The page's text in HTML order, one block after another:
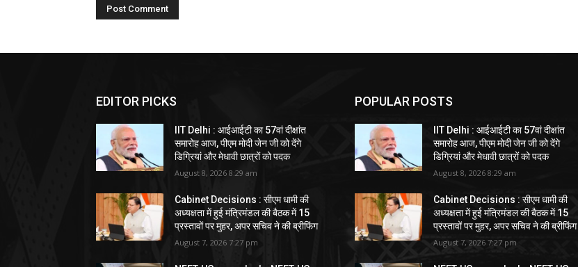
EDITOR PICKS
IIT Delhi : आईआईटी का 57वां दीक्षांत
समारोह आज, पीएम मोदी जेन जी को देंगे
डिग्रियां और मेधावी छात्रों को पदक
August 8, 2026 8:29 am
Cabinet Decisions : सीएम धामी की
अध्यक्षता में हुई मंत्रिमंडल की बैठक में 15
प्रस्तावों पर मुहर, अपर सचिव ने की ब्रीफिंग
August 7, 2026 7:27 pm
POPULAR POSTS
IIT Delhi : आईआईटी का 57वां दीक्षांत
समारोह आज, पीएम मोदी जेन जी को देंगे
डिग्रियां और मेधावी छात्रों को पदक
August 8, 2026 8:29 am
Cabinet Decisions : सीएम धामी की
अध्यक्षता में हुई मंत्रिमंडल की बैठक में 15
प्रस्तावों पर मुहर, अपर सचिव ने की ब्रीफिंग
August 7, 2026 7:27 pm